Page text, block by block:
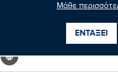
Μάθε
ΕΝΤΑΞΕΙ